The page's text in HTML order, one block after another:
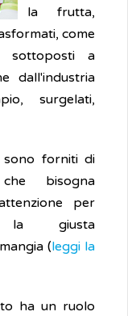
la frutta,
come
a
dall'industria
surgelati,
sono forniti di
bisogna
per
la giusta
(leggi la
ha un ruolo